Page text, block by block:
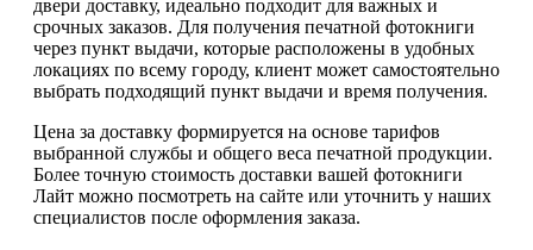
двери доставку, идеально подходит для важных и
срочных заказов. Для получения печатной фотокниги
через пункт выдачи, которые расположены в удобных
локациях по всему городу, клиент может самостоятельно
выбрать подходящий пункт выдачи и время получения.
Цена за доставку формируется на основе тарифов
выбранной службы и общего веса печатной продукции.
Более точную стоимость доставки вашей фотокниги
Лайт можно посмотреть на сайте или уточнить у наших
специалистов после оформления заказа.